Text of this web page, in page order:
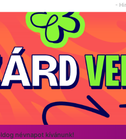
-
névnapot kívánunk!